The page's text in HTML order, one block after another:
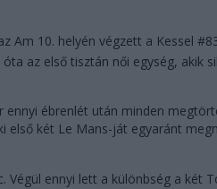
Am 10. helyén végzett a Kessel
az első tisztán női egység, akik
ennyi ébrenlét után minden
első két Le Mans-ját egyaránt
Végül ennyi lett a különbség a két